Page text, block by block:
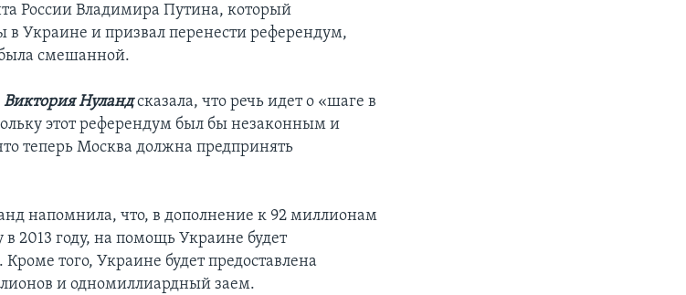
России Владимира Путина, который
в Украине и призвал перенести референдум,
смешанной.
Виктория Нуландсказала, что речь идет о «шаге в
этот референдум был бы незаконным и
теперь Москва должна предпринять
напомнила, что, в дополнение к 92 миллионам
2013 году, на помощь Украине будет
того, Украине будет предоставлена
и одномиллиардный заем.